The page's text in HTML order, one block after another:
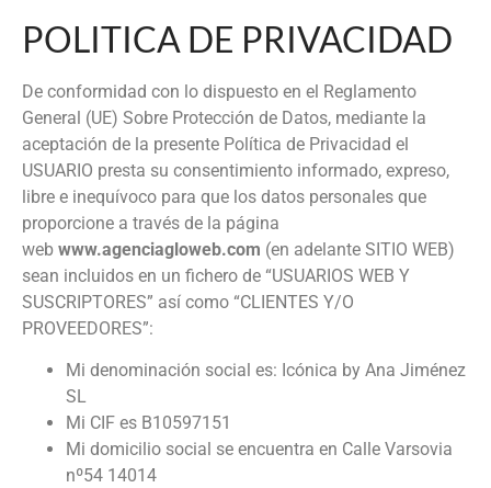
POLITICA DE PRIVACIDAD
De conformidad con lo dispuesto en el Reglamento
General (UE) Sobre Protección de Datos, mediante la
aceptación de la presente Política de Privacidad el
USUARIO presta su consentimiento informado, expreso,
libre e inequívoco para que los datos personales que
proporcione a través de la página
web www.agenciagloweb.com (en adelante SITIO WEB)
sean incluidos en un fichero de “USUARIOS WEB Y
SUSCRIPTORES” así como “CLIENTES Y/O
PROVEEDORES”:
Mi denominación social es: Icónica by Ana Jiménez
SL
Mi CIF es B10597151
Mi domicilio social se encuentra en Calle Varsovia
nº54 14014